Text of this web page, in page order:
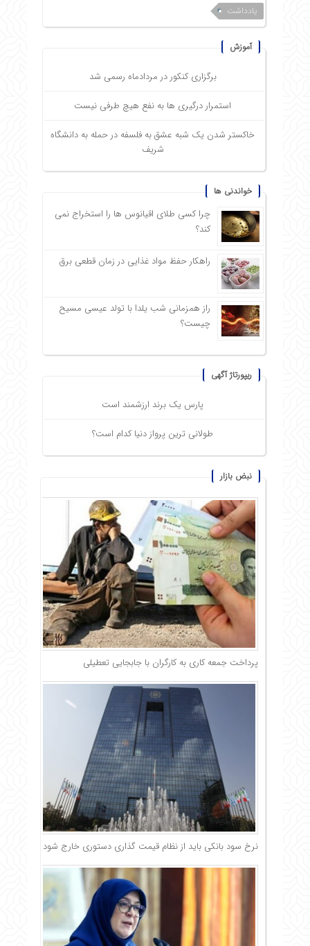
یادداشت
آموزش
برگزاری کنکور در مردادماه رسمی شد
استمرار درگیری ها به نفع هیچ طرفی نیست
خاکستر شدن یک شبه عشق به فلسفه در حمله به دانشگاه
شریف
خواندنی ها
چرا کسی طلای اقیانوس ها را استخراج نمی
کند؟
راهکار حفظ مواد غذایی در زمان قطعی برق
راز همزمانی شب یلدا با تولد عیسی مسیح
چیست؟
ریپورتاژ آگهی
پارس یک برند ارزشمند است
طولانی ترین پرواز دنیا کدام است؟
نبض بازار
پرداخت جمعه کاری به کارگران با جابجایی تعطیلی
نرخ سود بانکی باید از نظام قیمت گذاری دستوری خارج شود